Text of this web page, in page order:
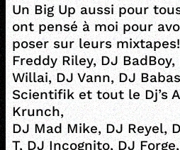
Un Big Up aussi pour
ont pensé à moi pour
poser sur leurs mixtapes!
Freddy Riley, DJ
Willai, DJ Vann, DJ
Scientifik et tout le Dj’s
Krunch,
DJ Mad Mike, DJ Reyel,
T, DJ Incognito, DJ Forge,